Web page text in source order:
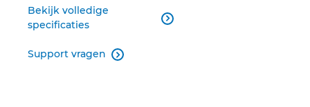
Bekijk volledige
specificaties

Support vragen 